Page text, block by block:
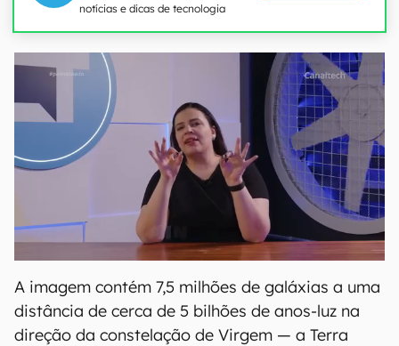
notícias e dicas de tecnologia
A imagem contém 7,5 milhões de galáxias a uma
distância de cerca de 5 bilhões de anos-luz na
direção da constelação de Virgem — a Terra